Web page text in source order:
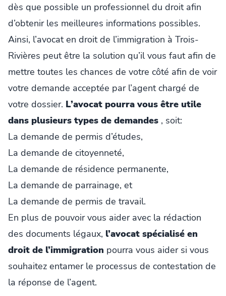
dès que possible un professionnel du droit afin
d’obtenir les meilleures informations possibles.
Ainsi, l’avocat en droit de l’immigration à Trois-
Rivières peut être la solution qu’il vous faut afin de
mettre toutes les chances de votre côté afin de voir
votre demande acceptée par l’agent chargé de
votre dossier. L’avocat pourra vous être utile
dans plusieurs types de demandes , soit:
La demande de permis d’études,
La demande de citoyenneté,
La demande de résidence permanente,
La demande de parrainage, et
La demande de permis de travail.
En plus de pouvoir vous aider avec la rédaction
des documents légaux, l’avocat spécialisé en
droit de l’immigration pourra vous aider si vous
souhaitez entamer le processus de contestation de
la réponse de l’agent.